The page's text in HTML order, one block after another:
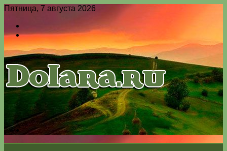
Пятница, 7 августа 2026
Switch
skin
Меню
Switch